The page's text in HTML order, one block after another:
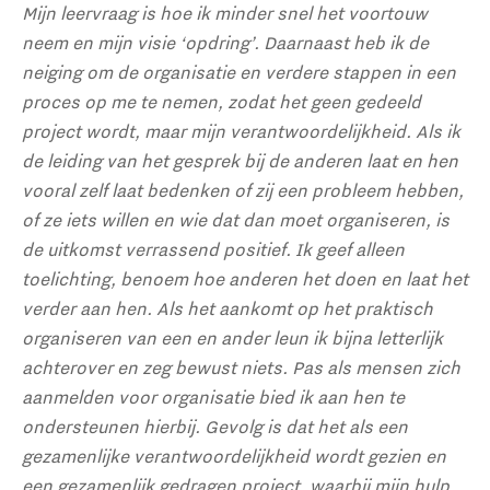
Mijn leervraag is hoe ik minder snel het voortouw
neem en mijn visie ‘opdring’. Daarnaast heb ik de
neiging om de organisatie en verdere stappen in een
proces op me te nemen, zodat het geen gedeeld
project wordt, maar mijn verantwoordelijkheid. Als ik
de leiding van het gesprek bij de anderen laat en hen
vooral zelf laat bedenken of zij een probleem hebben,
of ze iets willen en wie dat dan moet organiseren, is
de uitkomst verrassend positief. Ik geef alleen
toelichting, benoem hoe anderen het doen en laat het
verder aan hen. Als het aankomt op het praktisch
organiseren van een en ander leun ik bijna letterlijk
achterover en zeg bewust niets. Pas als mensen zich
aanmelden voor organisatie bied ik aan hen te
ondersteunen hierbij. Gevolg is dat het als een
gezamenlijke verantwoordelijkheid wordt gezien en
een gezamenlijk gedragen project, waarbij mijn hulp